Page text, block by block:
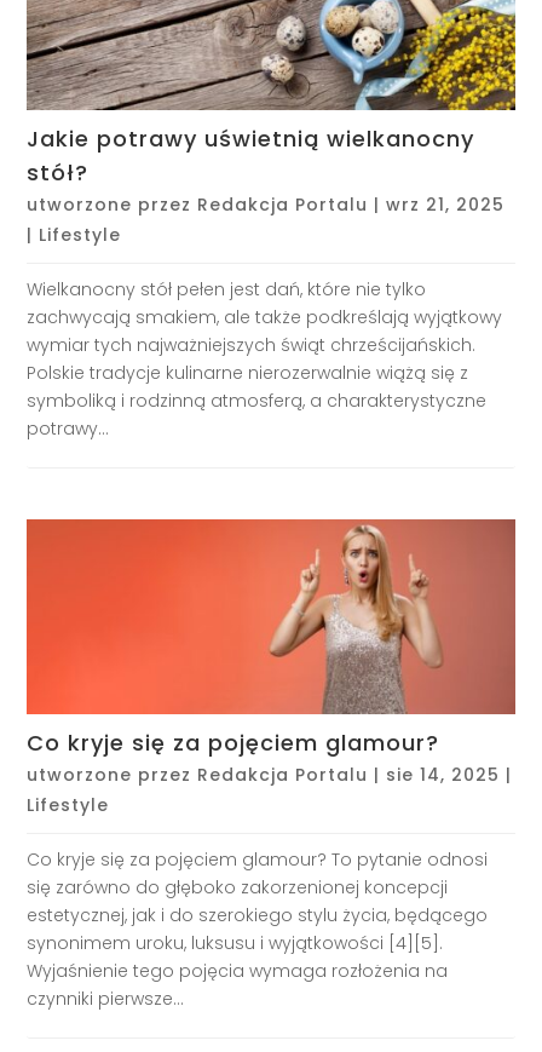
Jakie potrawy uświetnią wielkanocny
stół?
utworzone przez Redakcja Portalu |wrz 21, 2025
| Lifestyle
Wielkanocny stół pełen jest dań, które nie tylko
zachwycają smakiem, ale także podkreślają wyjątkowy
wymiar tych najważniejszych świąt chrześcijańskich.
Polskie tradycje kulinarne nierozerwalnie wiążą się z
symboliką i rodzinną atmosferą, a charakterystyczne
potrawy...
Co kryje się za pojęciem glamour?
utworzone przez Redakcja Portalu | sie 14, 2025 |
Lifestyle
Co kryje się za pojęciem glamour? To pytanie odnosi
się zarówno do głęboko zakorzenionej koncepcji
estetycznej, jak i do szerokiego stylu życia, będącego
synonimem uroku, luksusu i wyjątkowości [4][5].
Wyjaśnienie tego pojęcia wymaga rozłożenia na
czynniki pierwsze...